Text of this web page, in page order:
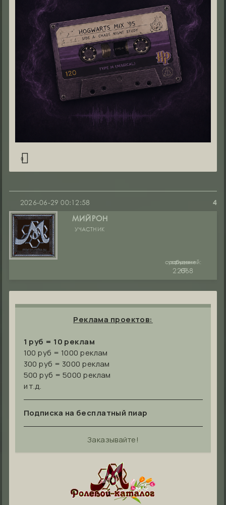
0
4
2026-06-29 00:12:58
МИЙРОН
УЧАСТНИК
руны:
0
сообщений:
22368
уважение:
+7
Реклама проектов:
1 руб = 10 реклам
100 руб = 1000 реклам
300 руб = 3000 реклам
500 руб = 5000 реклам
и т.д.
Подписка на бесплатный пиар
Заказывайте!